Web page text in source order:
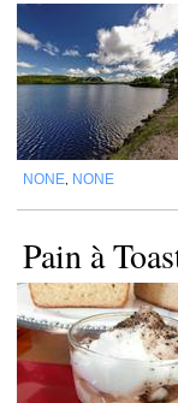
NONE NONE
Pain à